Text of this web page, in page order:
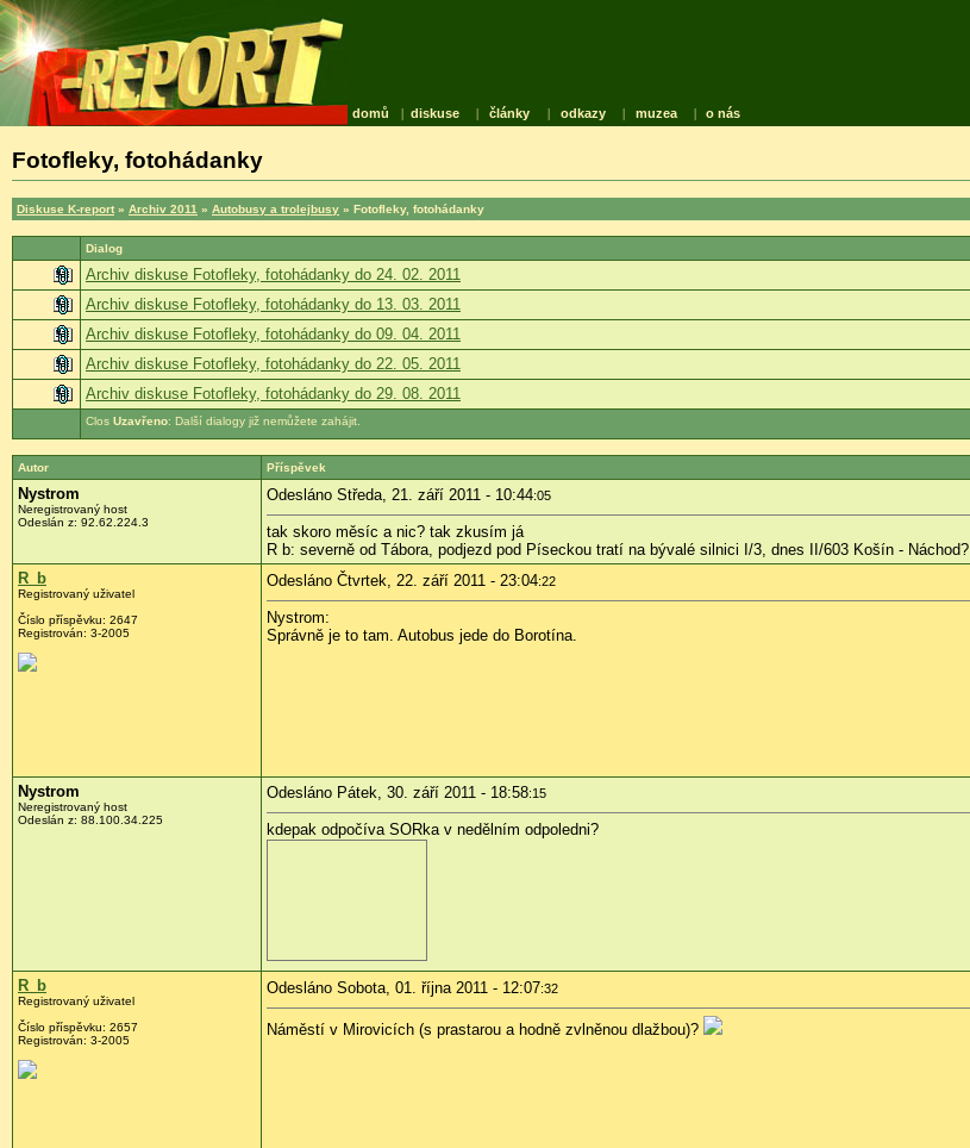
domů | diskuse | články | odkazy | muzea | o nás
Fotofleky, fotohádanky
Diskuse K-report » Archiv 2011 » Autobusy a trolejbusy » Fotofleky, fotohádanky
Dialog
Archiv diskuse Fotofleky, fotohádanky do 24. 02. 2011
Archiv diskuse Fotofleky, fotohádanky do 13. 03. 2011
Archiv diskuse Fotofleky, fotohádanky do 09. 04. 2011
Archiv diskuse Fotofleky, fotohádanky do 22. 05. 2011
Archiv diskuse Fotofleky, fotohádanky do 29. 08. 2011
Uzavřeno: Další dialogy již nemůžete zahájit.
Autor Příspěvek
Nystrom
Neregistrovaný host
Odeslán z: 92.62.224.3
Odesláno Středa, 21. září 2011 - 10:44:05
tak skoro měsíc a nic? tak zkusím já
R b: severně od Tábora, podjezd pod Píseckou tratí na bývalé silnici I/3, dnes II/603 Košín - Náchod?
R_b
Registrovaný uživatel
Číslo příspěvku: 2647
Registrován: 3-2005
Odesláno Čtvrtek, 22. září 2011 - 23:04:22
Nystrom:
Správně je to tam. Autobus jede do Borotína.
Nystrom
Neregistrovaný host
Odeslán z: 88.100.34.225
Odesláno Pátek, 30. září 2011 - 18:58:15
kdepak odpočíva SORka v nedělním odpoledni?
R_b
Registrovaný uživatel
Číslo příspěvku: 2657
Registrován: 3-2005
Odesláno Sobota, 01. října 2011 - 12:07:32
Náměstí v Mirovicích (s prastarou a hodně zvlněnou dlažbou)?